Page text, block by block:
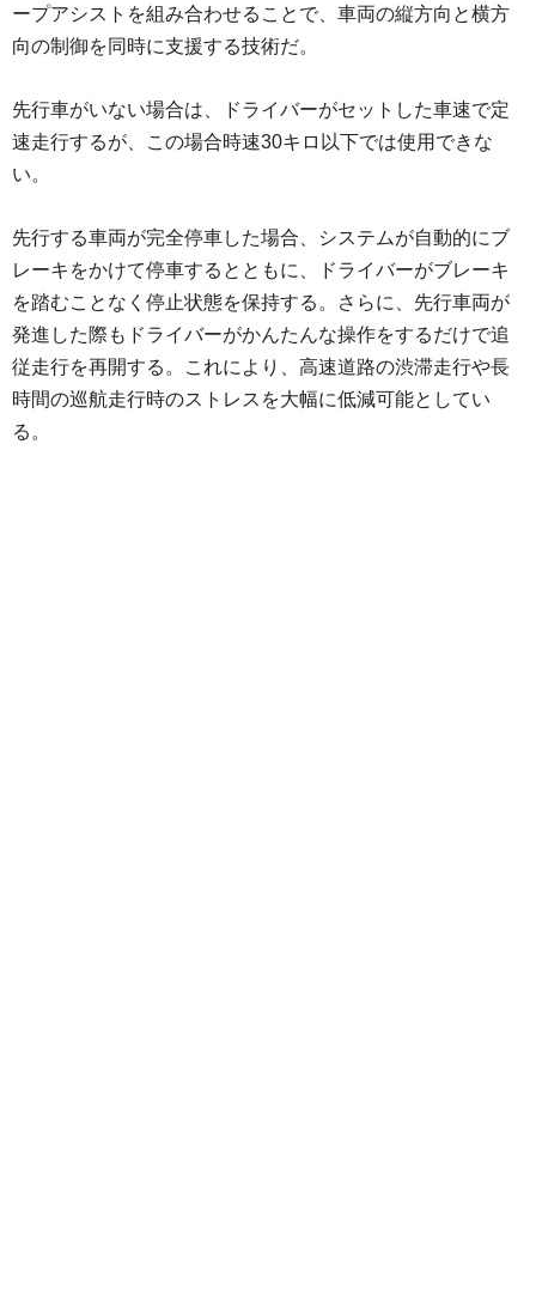
ープアシストを組み合わせることで、車両の縦方向と横方
向の制御を同時に支援する技術だ。
先行車がいない場合は、ドライバーがセットした車速で定
速走行するが、この場合時速30キロ以下では使用できな
い。
先行する車両が完全停車した場合、システムが自動的にブ
レーキをかけて停車するとともに、ドライバーがブレーキ
を踏むことなく停止状態を保持する。さらに、先行車両が
発進した際もドライバーがかんたんな操作をするだけで追
従走行を再開する。これにより、高速道路の渋滞走行や長
時間の巡航走行時のストレスを大幅に低減可能としてい
る。